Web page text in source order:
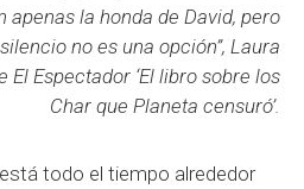
apenas la honda de David, pero
no es una opción”, Laura
Espectador ‘El libro sobre los
Char que Planeta censuró’.
todo el tiempo alrededor